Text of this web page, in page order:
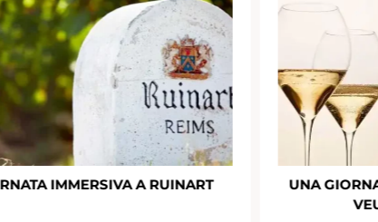
UNA GIORNATA IMMERSIVA PRESSO